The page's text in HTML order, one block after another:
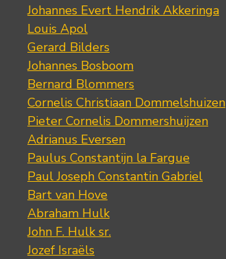
Johannes Evert Hendrik Akkeringa
Louis Apol
Gerard Bilders
Johannes Bosboom
Bernard Blommers
Cornelis Christiaan Dommelshuizen
Pieter Cornelis Dommershuijzen
Adrianus Eversen
Paulus Constantijn la Fargue
Paul Joseph Constantin Gabriel
Bart van Hove
Abraham Hulk
John F. Hulk sr.
Jozef Israëls